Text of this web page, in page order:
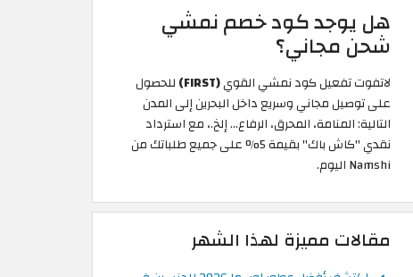
هل يوجد كود خصم نمشي
شحن مجاني؟
لاتفوت تفعيل كود نمشي القوي(FIRST)
للحصول
على توصيل مجاني وسريع داخل البحرين إلى المدن
التالية: المنامة، المحرق، الرفاع... إلخ.، مع استرداد
نقدي "كاش باك" بقيمة 5% على جميع طلباتك من
Namshi اليوم.
مقالات مميزة لهذا الشهر